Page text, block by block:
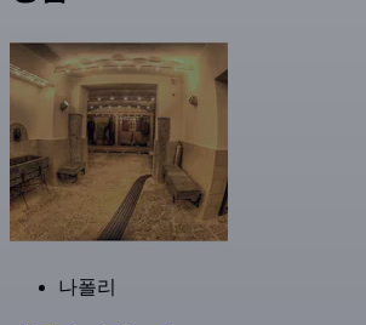
나폴리